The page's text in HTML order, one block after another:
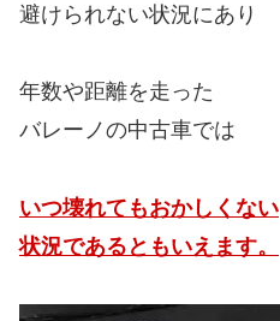
避けられない状況にあり
年数や距離を走った
バレーノの中古車では
いつ壊れてもおかしくない
状況であるともいえます。